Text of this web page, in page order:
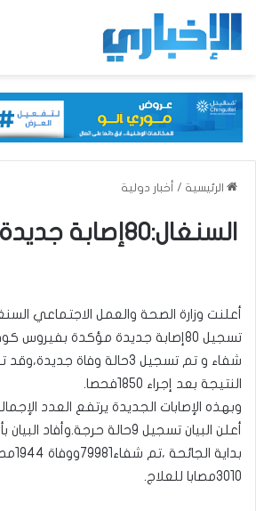
الرئيسية / أخبار دولية
السنغال:80إصابة جديدة وشفاء 298
أعلنت وزارة الصحة والعمل الاجتماعي
شفاء و تم تسجيل 3حالة وفاة
النتيجة بعد إجراء 1850فحصا.
أعلن البيان تسجيل 9حالة
بداية
3010مصابا للعلاج.